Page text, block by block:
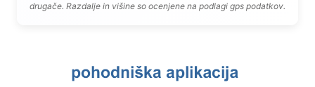
drugače. Razdalje in višine so ocenjene na podlagi gps podatkov.